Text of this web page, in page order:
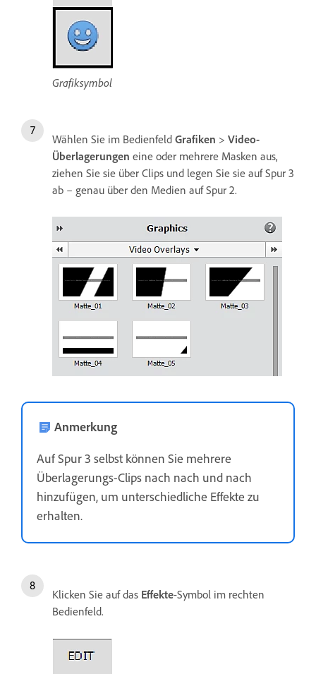
Grafiksymbol
Wählen Sie im Bedienfeld Grafiken > Video-
Überlagerungen eine oder mehrere Masken aus,
ziehen Sie sie über Clips und legen Sie sie auf Spur 3
ab – genau über den Medien auf Spur 2.
Anmerkung
Auf Spur 3 selbst können Sie mehrere
Überlagerungs-Clips nach nach und nach
hinzufügen, um unterschiedliche Effekte zu
erhalten.
Klicken Sie auf das Effekte-Symbol im rechten
Bedienfeld.